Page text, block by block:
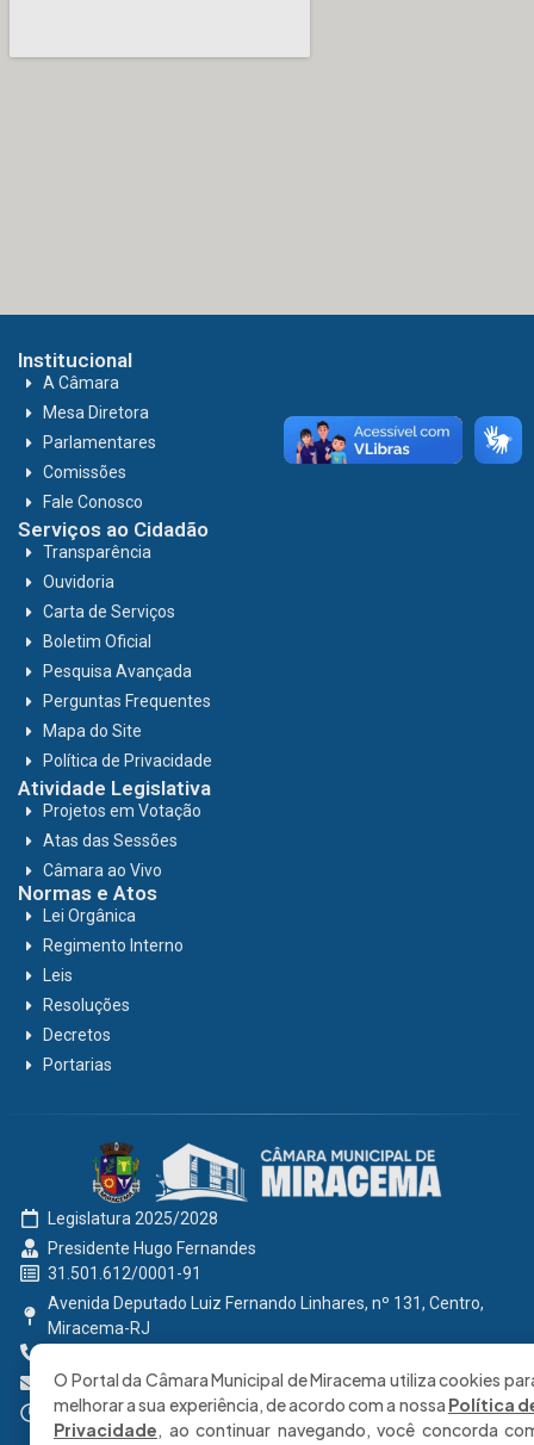
Institucional
A Câmara
Mesa Diretora
Parlamentares
Comissões
Fale Conosco
Serviços ao Cidadão
Transparência
Ouvidoria
Carta de Serviços
Boletim Oficial
Pesquisa Avançada
Perguntas Frequentes
Mapa do Site
Política de Privacidade
Atividade Legislativa
Projetos em Votação
Atas das Sessões
Câmara ao Vivo
Normas e Atos
Lei Orgânica
Regimento Interno
Leis
Resoluções
Decretos
Portarias
Legislatura 2025/2028
Presidente Hugo Fernandes
31.501.612/0001-91
Avenida Deputado Luiz Fernando Linhares, nº 131, Centro,
Miracema-RJ
secretaria@cmmiracema.rj.gov.br
Segunda à Sexta: 08:00 às 17:00 hrs
O Portal da Câmara Municipal de Miracema utiliza cookies
melhorar a sua experiência, de acordo com a nossa Política
Privacidade, ao continuar navegando, você concorda